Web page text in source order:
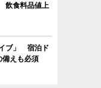
飲食料品値上
ブ」 宿泊ド
備えも必須